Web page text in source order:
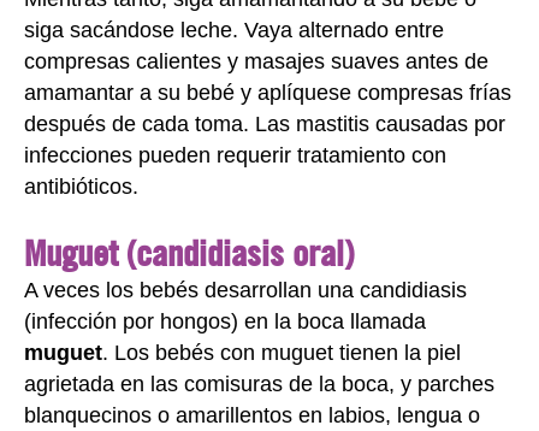
siga sacándose leche. Vaya alternado entre
compresas calientes y masajes suaves antes de
amamantar a su bebé y aplíquese compresas frías
después de cada toma. Las mastitis causadas por
infecciones pueden requerir tratamiento con
antibióticos.
Muguet (candidiasis oral)
A veces los bebés desarrollan una candidiasis
(infección por hongos) en la boca llamada
muguet. Los bebés con muguet tienen la piel
agrietada en las comisuras de la boca, y parches
blanquecinos o amarillentos en labios, lengua o